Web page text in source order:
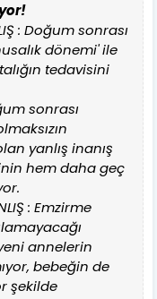
: Doğum sonrası
dönemi' ile
tedavisini
sonrası
yanlış inanış
hem daha geç
: Emzirme
annelerin
bebeğin de
şekilde